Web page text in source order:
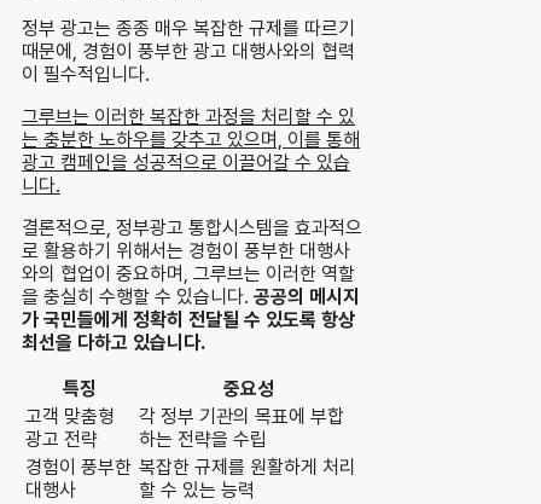
정부 광고는 종종 매우 복잡한 규제를 따르기
때문에, 경험이 풍부한 광고 대행사와의 협력
이 필수적입니다.
그루브는 이러한 복잡한 과정을 처리할 수 있
는 충분한 노하우를 갖추고 있으며, 이를 통해
광고 캠페인을 성공적으로 이끌어갈 수 있습
니다.
결론적으로, 정부광고 통합시스템을 효과적으
로 활용하기 위해서는 경험이 풍부한 대행사
와의 협업이 중요하며, 그루브는 이러한 역할
을 충실히 수행할 수 있습니다. 공공의 메시지
가 국민들에게 정확히 전달될 수 있도록 항상
최선을 다하고 있습니다.
특징
중요성
고객 맞춤형
광고 전략
각 정부 기관의 목표에 부합
하는 전략을 수립
경험이 풍부한
대행사
복잡한 규제를 원활하게 처리
할 수 있는 능력